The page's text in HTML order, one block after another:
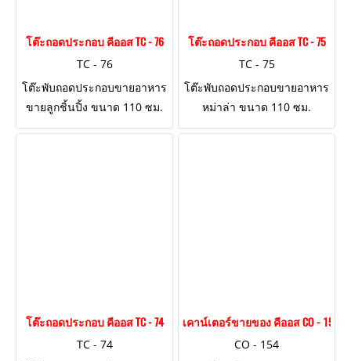
โต๊ะถอดประกอบ คีออส TC - 76
TC - 76
โต๊ะพับถอดประกอบขายอาหาร
ขายลูกชิ้นปิ้ง ขนาด 110 ซม.
ออกแบบติดตั้งป้ายไวนิล
โต๊ะถอดประกอบ คีออส TC - 75
TC - 75
โต๊ะพับถอดประกอบขายอาหาร
หม่าล่า ขนาด 110 ซม.
ออกแบบติดตั้งงานป้าย
โต๊ะถอดประกอบ คีออส TC - 74
TC - 74
เคาน์เตอร์ขายของ คีออส CO - 154
CO - 154